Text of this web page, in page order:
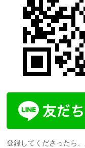
登録してくださったら